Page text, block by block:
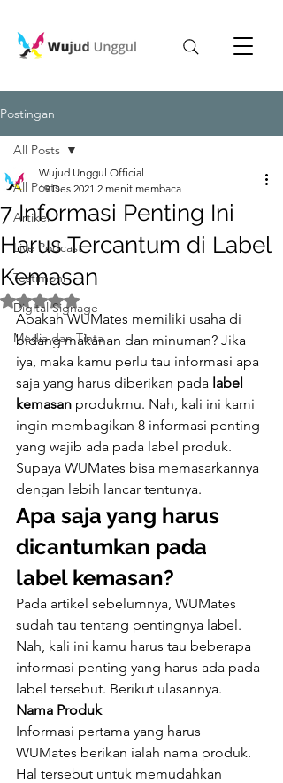
Postingan
All Posts
Artikel
Live Podcast
Testimoni
Digital Signage
Media dan Tinta
All Posts
7 Informasi Penting Ini
Harus Tercantum di Label
Kemasan
Wujud Unggul Official
19 Des 2021 2 menit membaca
Dinilai NaN dari 5 bintang.
Apakah WUMates memiliki usaha di
bidang makanan dan minuman? Jika
iya, maka kamu perlu tau informasi apa
saja yang harus diberikan pada label
kemasan produkmu. Nah, kali ini kami
ingin membagikan 8 informasi penting
yang wajib ada pada label produk.
Supaya WUMates bisa memasarkannya
dengan lebih lancar tentunya.
Apa saja yang harus
dicantumkan pada
label kemasan?
Pada artikel sebelumnya, WUMates
sudah tau tentang pentingnya label.
Nah, kali ini kamu harus tau beberapa
informasi penting yang harus ada pada
label tersebut. Berikut ulasannya.
Nama Produk
Informasi pertama yang harus
WUMates berikan ialah nama produk.
Hal tersebut untuk memudahkan